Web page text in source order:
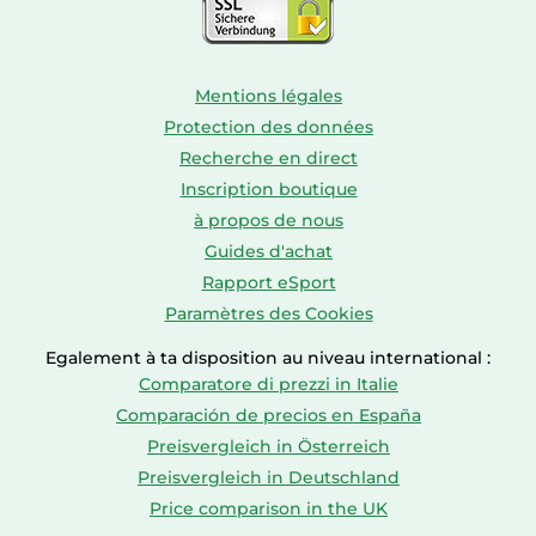
Mentions légales
Protection des données
Recherche en direct
Inscription boutique
à propos de nous
Guides d'achat
Rapport eSport
Paramètres des Cookies
Egalement à ta disposition au niveau international :
Comparatore di prezzi in Italie
Comparación de precios en España
Preisvergleich in Österreich
Preisvergleich in Deutschland
Price comparison in the UK